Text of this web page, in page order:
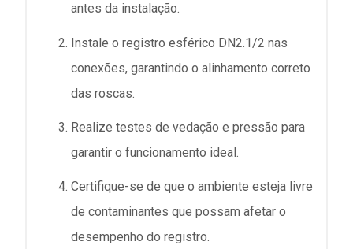
antes da instalação.
Instale o registro esférico DN2.1/2 nas
conexões, garantindo o alinhamento correto
das roscas.
Realize testes de vedação e pressão para
garantir o funcionamento ideal.
Certifique-se de que o ambiente esteja livre
de contaminantes que possam afetar o
desempenho do registro.